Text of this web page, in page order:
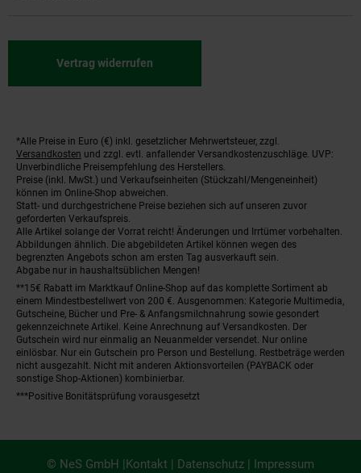
Vertrag widerrufen
Fußnoten
*Alle Preise in Euro (€) inkl. gesetzlicher Mehrwertsteuer, zzgl.
Versandkosten und zzgl. evtl. anfallender Versandkostenzuschläge. UVP:
Unverbindliche Preisempfehlung des Herstellers.
Preise (inkl. MwSt.) und Verkaufseinheiten (Stückzahl/Mengeneinheit)
können im Online-Shop abweichen.
Statt- und durchgestrichene Preise beziehen sich auf unseren zuvor
geforderten Verkaufspreis.
Alle Artikel solange der Vorrat reicht! Änderungen und Irrtümer vorbehalten.
Abbildungen ähnlich. Die abgebildeten Artikel können wegen des
begrenzten Angebots schon am ersten Tag ausverkauft sein.
Abgabe nur in haushaltsüblichen Mengen!
**15€ Rabatt im Marktkauf Online-Shop auf das komplette Sortiment ab
einem Mindestbestellwert von 200 €. Ausgenommen: Kategorie Multimedia,
Gutscheine, Bücher und Pre- & Anfangsmilchnahrung sowie gesondert
gekennzeichnete Artikel. Keine Anrechnung auf Versandkosten. Der
Gutschein wird nur einmalig an Neuanmelder versendet. Nur online
einlösbar. Nur ein Gutschein pro Person und Bestellung. Restbeträge werden
nicht ausgezahlt. Nicht mit anderen Aktionsvorteilen (PAYBACK oder
sonstige Shop-Aktionen) kombinierbar.
***Positive Bonitätsprüfung vorausgesetzt
© NeS GmbH |Kontakt | Datenschutz | Impressum